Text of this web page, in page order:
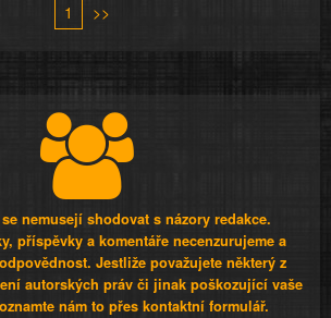
1 >>
nemusejí shodovat s názory redakce.
příspěvky a komentáře necenzurujeme a
Jestliže považujete některý z
autorských práv či jinak poškozující vaše
nám to přes kontaktní formulář.